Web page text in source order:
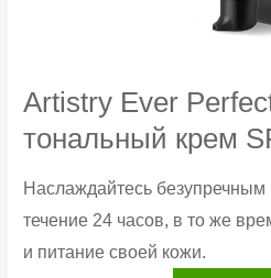
Artistry Ever
тональный крем
Наслаждайтесь
течение 24 часов, в то же
и питание своей кожи.